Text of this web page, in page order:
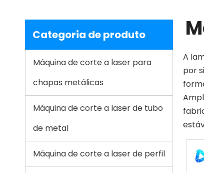
Categoria de produto
Máquina de corte a laser para
chapas metálicas
Máquina de corte a laser de tubo
de metal
Máquina de corte a laser de perfil
A
por